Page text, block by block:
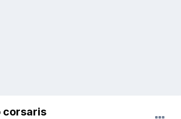
corsaris